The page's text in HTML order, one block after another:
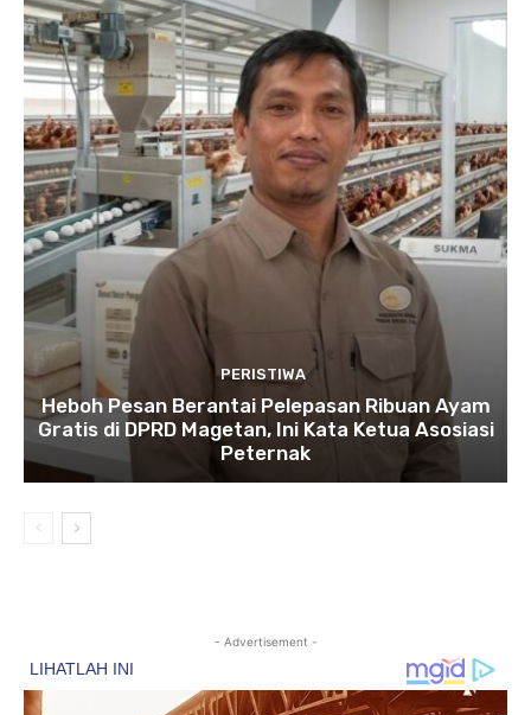
PERISTIWA
Heboh Pesan Berantai Pelepasan Ribuan Ayam
Gratis di DPRD Magetan, Ini Kata Ketua Asosiasi
Peternak
- Advertisement -